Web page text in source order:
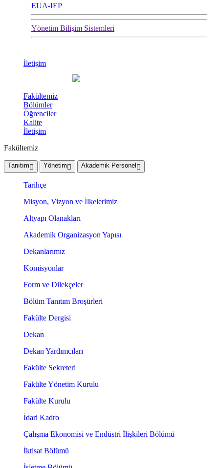
EUA-IEP
Yönetim Bilişim Sistemleri
İletişim
Fakültemiz
Bölümler
Öğrenciler
Kalite
İletişim
Fakültemiz
Tanıtım Yönetim Akademik Personel
Tarihçe
Misyon, Vizyon ve İlkelerimiz
Altyapı Olanakları
Akademik Organizasyon Yapısı
Dekanlarımız
Komisyonlar
Form ve Dilekçeler
Bölüm Tanıtım Broşürleri
Fakülte Dergisi
Dekan
Dekan Yardımcıları
Fakülte Sekreteri
Fakülte Yönetim Kurulu
Fakülte Kurulu
İdari Kadro
Çalışma Ekonomisi ve Endüstri İlişkileri Bölümü
İktisat Bölümü